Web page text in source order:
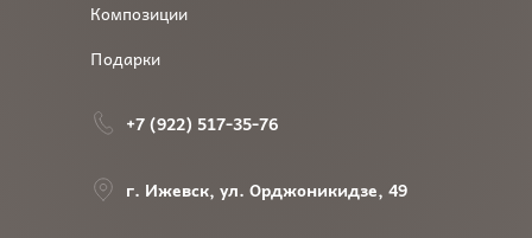
Композиции
Подарки
+7 (922) 517-35-76
г. Ижевск, ул. Орджоникидзе, 49